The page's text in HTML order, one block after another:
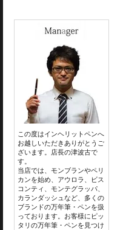
この度はインヘリットペンへ
お越しいただきありがとうご
ざいます。店長の津波古で
す。
当店では、モンブランやペリ
カンを始め、アウロラ、ビス
コンティ、モンテグラッパ、
カランダッシュなど、多くの
ブランドの万年筆・ペンを扱
っております。お客様にピッ
タリの万年筆・ペンを見つけ